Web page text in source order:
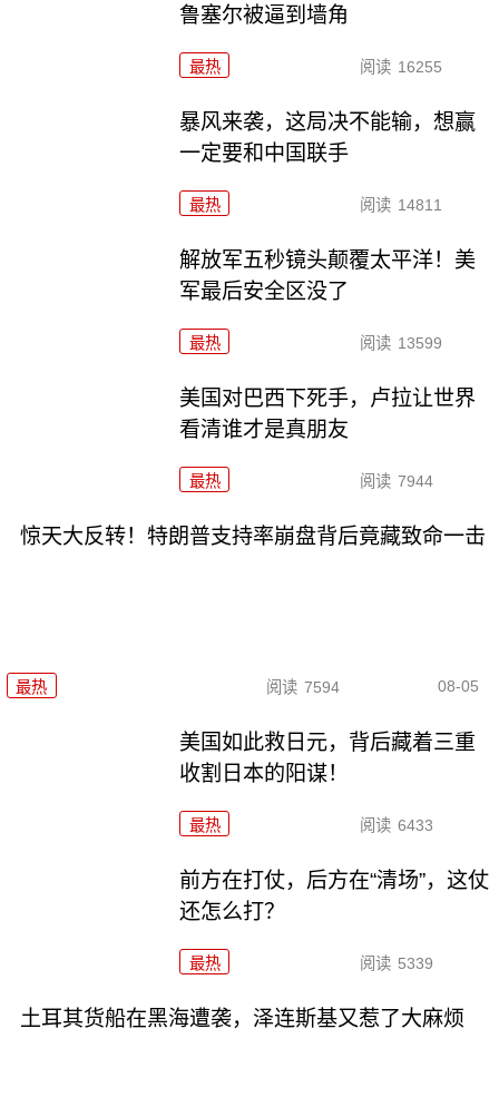
鲁塞尔被逼到墙角
最热 阅读 16255
暴风来袭，这局决不能输，想赢
一定要和中国联手
最热 阅读 14811
解放军五秒镜头颠覆太平洋！美
军最后安全区没了
最热 阅读 13599
美国对巴西下死手，卢拉让世界
看清谁才是真朋友
最热 阅读 7944
惊天大反转！特朗普支持率崩盘背后竟藏致命一击
最热 阅读 7594 08-05
美国如此救日元，背后藏着三重
收割日本的阳谋！
最热 阅读 6433
前方在打仗，后方在“清场”，这仗
还怎么打？
最热 阅读 5339
土耳其货船在黑海遭袭，泽连斯基又惹了大麻烦